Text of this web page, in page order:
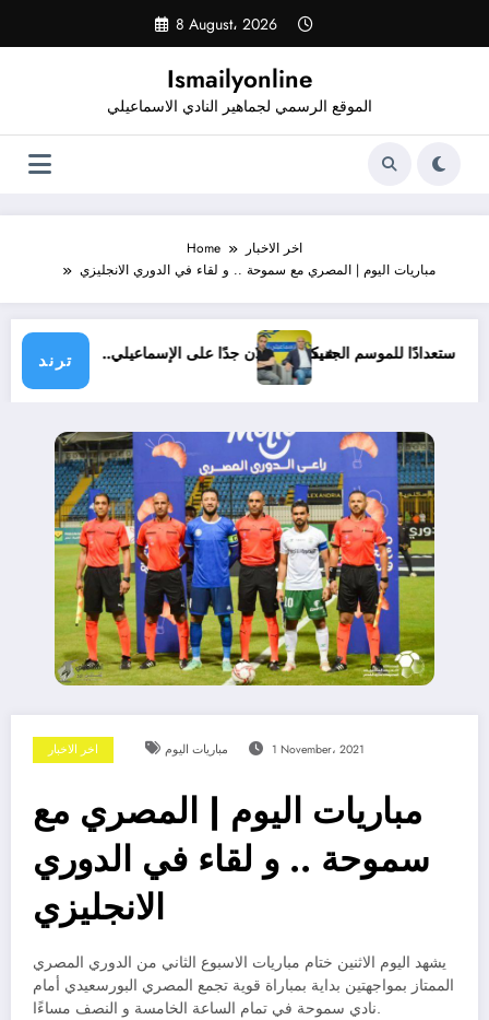
content
8 August، 2026
Ismailyonline
الموقع الرسمي لجماهير النادي الاسماعيلي
Home
اخر الاخبار
مباريات اليوم | المصري مع سموحة .. و لقاء في الدوري الانجليزي
ترند
شيكابالا: زعلان جدًا على الإسماعيلي..حتى الآن استعدادًا للموسم الجديد
اخر الاخبار مباريات اليوم 1 November، 2021
مباريات اليوم | المصري مع
سموحة .. و لقاء في الدوري
الانجليزي
يشهد اليوم الاثنين ختام مباريات الاسبوع الثاني من الدوري المصري
الممتاز بمواجهتين بداية بمباراة قوية تجمع المصري البورسعيدي أمام
نادي سموحة في تمام الساعة الخامسة و النصف مساءًا.